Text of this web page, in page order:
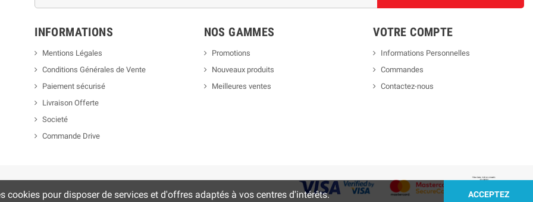
INFORMATIONS
Mentions Légales
Conditions Générales de Vente
Paiement sécurisé
Livraison Offerte
Societé
Commande Drive
NOS GAMMES
Promotions
Nouveaux produits
Meilleures ventes
VOTRE COMPTE
Informations Personnelles
Commandes
Contactez-nous
pour disposer de services et d'offres adaptés à vos centres d'intérêts. ACCEPTEZ